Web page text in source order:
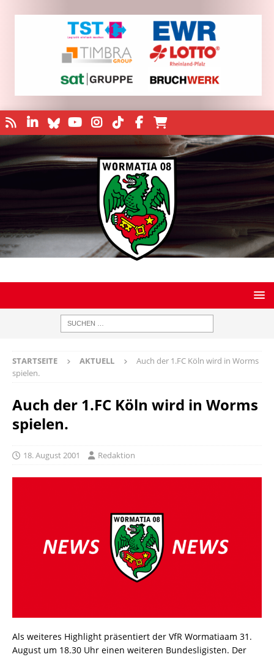
STARTSEITE AKTUELL
Auch der 1.FC Köln wird in Worms
spielen.
Auch der 1.FC Köln wird in Worms
spielen.
18. August 2001 Redaktion
Als weiteres Highlight präsentiert der VfR Wormatiaam 31.
August um 18.30 Uhr einen weiteren Bundesligisten. Der